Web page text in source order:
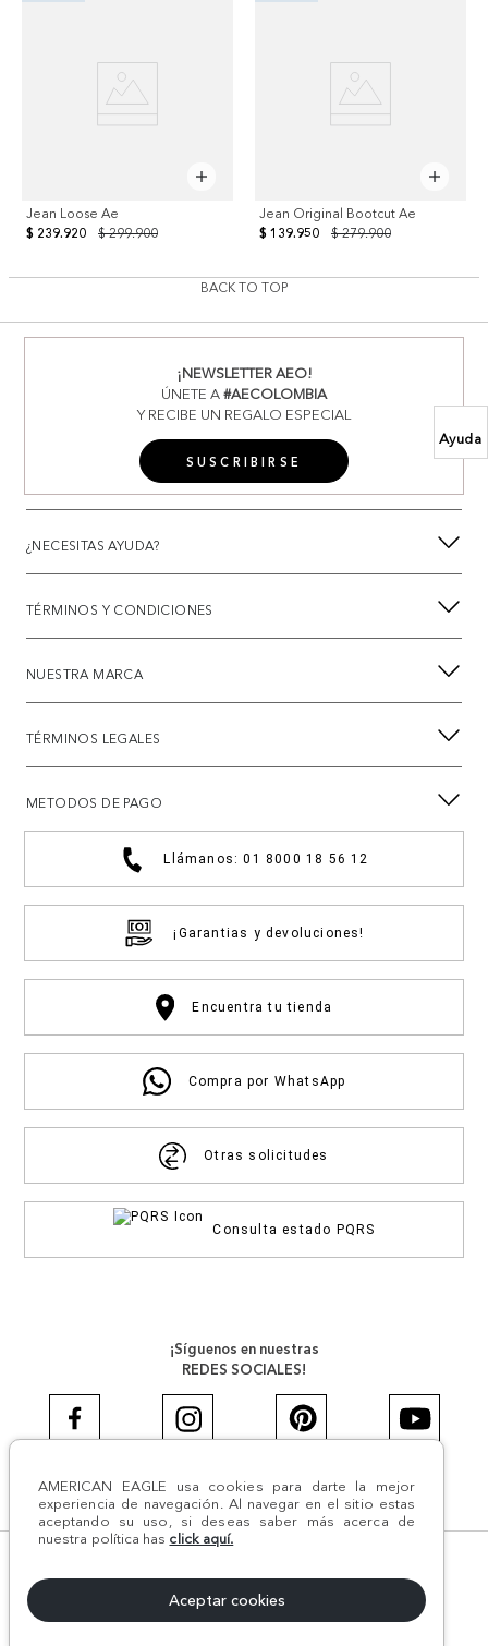
Ayuda
AMERICAN EAGLE usa cookies para darte la mejor
experiencia de navegación. Al navegar en el sitio estas
aceptando su uso, si deseas saber más acerca de
nuestra política has click aquí.
Aceptar cookies
Jean Loose Ae
$ 299.900
$ 239.920
Jean Original Bootcut Ae
$ 279.900
$ 139.950
BACK TO TOP
¡NEWSLETTER AEO!
ÚNETE A#AECOLOMBIA
Y RECIBE UN REGALO ESPECIAL
SUSCRIBIRSE
¿NECESITAS AYUDA?
TÉRMINOS Y CONDICIONES
NUESTRA MARCA
TÉRMINOS LEGALES
METODOS DE PAGO
Llámanos: 01 8000 18 56 12
¡Garantias y devoluciones!
Encuentra tu tienda
Compra por WhatsApp
Otras solicitudes
Consulta estado PQRS
¡Síguenos en nuestras
REDES SOCIALES!
#AEJEANS #AerieREALCOL
NIT:800.069.933-6 | CII 14 #52A - 370 | Medellín, Colombia